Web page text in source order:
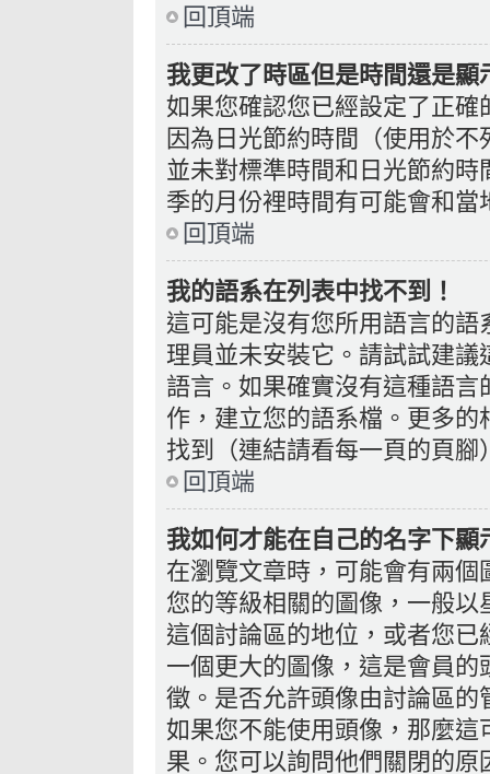
回頂端
我更改了時區但是時間還是顯
如果您確認您已經設定了正
因為日光節約時間（使用於
並未對標準時間和日光節約
季的月份裡時間有可能會和
回頂端
我的語系在列表中找不到！
這可能是沒有您所用語言的
理員並未安裝它。請試試建
語言。如果確實沒有這種語
作，建立您的語系檔。更多
找到（連結請看每一頁的頁腳
回頂端
我如何才能在自己的名字下顯
在瀏覽文章時，可能會有兩
您的等級相關的圖像，一般
這個討論區的地位，或者您
一個更大的圖像，這是會員
徵。是否允許頭像由討論區
如果您不能使用頭像，那麼
果。您可以詢問他們關閉的原